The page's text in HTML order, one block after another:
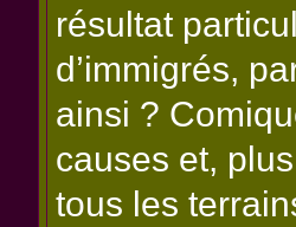
résultat
d’immigrés,
ainsi ?
causes et,
tous les